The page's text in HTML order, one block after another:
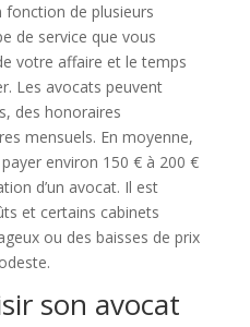
fonction de plusieurs
de service que vous
votre affaire et le temps
Les avocats peuvent
des honoraires
mensuels. En moyenne,
environ 150 € à 200 €
d’un avocat. Il est
et certains cabinets
ou des baisses de prix
son avocat